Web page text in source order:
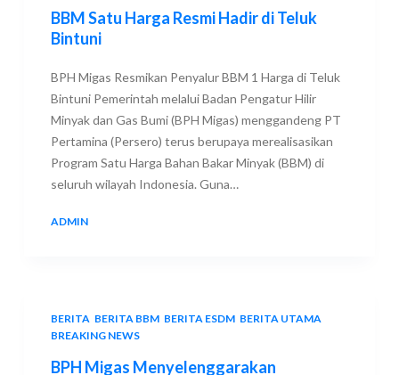
BBM Satu Harga Resmi Hadir di Teluk
Bintuni
BPH Migas Resmikan Penyalur BBM 1 Harga di Teluk
Bintuni Pemerintah melalui Badan Pengatur Hilir
Minyak dan Gas Bumi (BPH Migas) menggandeng PT
Pertamina (Persero) terus berupaya merealisasikan
Program Satu Harga Bahan Bakar Minyak (BBM) di
seluruh wilayah Indonesia. Guna…
ADMIN
BERITA BERITA BBM, BERITA ESDM, BERITA UTAMA
BREAKING NEWS
BPH Migas Menyelenggarakan